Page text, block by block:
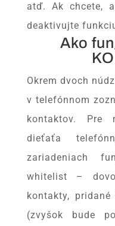
atď. Ak chcete,
deaktivujte
Ako
Okrem dvoch
v telefónnom
kontaktov. Pre
dieťaťa
zariadeniach
whitelist –
kontakty,
(zvyšok bude